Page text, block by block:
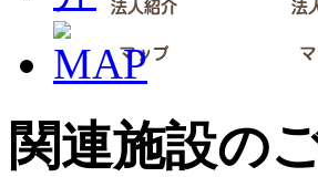
関連施設の